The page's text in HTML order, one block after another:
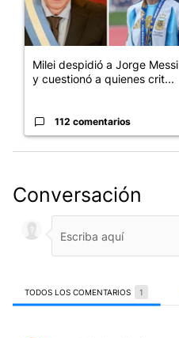
Milei despidió a Jorge Messi
y cuestionó a quienes crit...
112 comentarios
Conversación
TODOS LOS COMENTARIOS 1